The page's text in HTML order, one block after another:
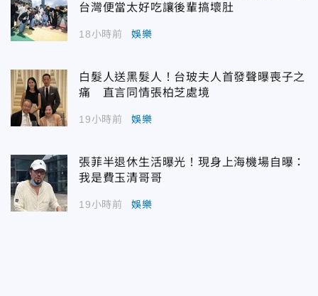
台灣便當太好吃讓後輩搞壞肚
18小時前 娛樂
白髮人送黑髮人！台玻夫人首發聲曝喪子之
痛 直言同情張柏芝處境
19小時前 娛樂
張菲半退休生活曝光！現身上海機場自曝：
我是費玉清哥哥
19小時前 娛樂